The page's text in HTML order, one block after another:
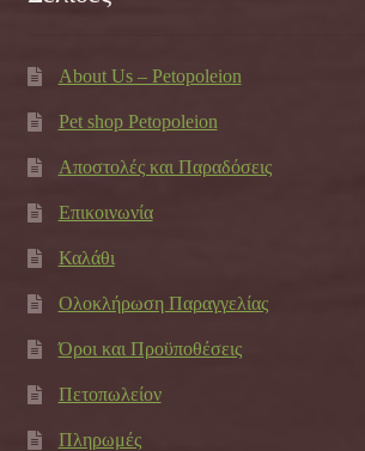
About Us – Petopoleion
Pet shop Petopoleion
Αποστολές και Παραδόσεις
Επικοινωνία
Καλάθι
Ολοκλήρωση Παραγγελίας
Όροι και Προϋποθέσεις
Πετοπωλείον
Πληρωμές